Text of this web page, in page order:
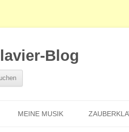
Blog
MEINE MUSIK